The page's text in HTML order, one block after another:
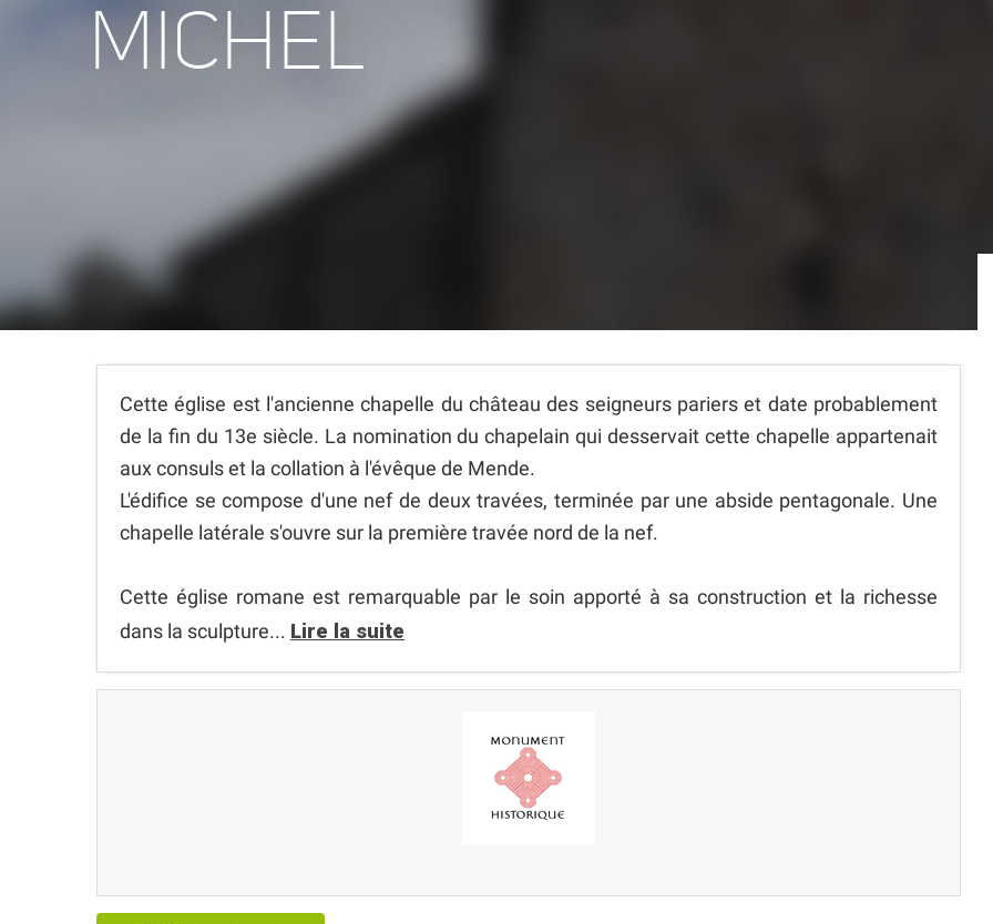
MICHEL
Cette église est l'ancienne chapelle du château des seigneurs pariers et date probablement
de la fin du 13e siècle. La nomination du chapelain qui desservait cette chapelle appartenait
aux consuls et la collation à l'évêque de Mende.
L'édifice se compose d'une nef de deux travées, terminée par une abside pentagonale. Une
chapelle latérale s'ouvre sur la première travée nord de la nef.
Cette église romane est remarquable par le soin apporté à sa construction et la richesse
dans la sculpture... Lire la suite